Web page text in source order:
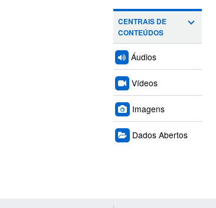
CENTRAIS DE
CONTEÚDOS
Áudios
Vídeos
Imagens
Dados Abertos